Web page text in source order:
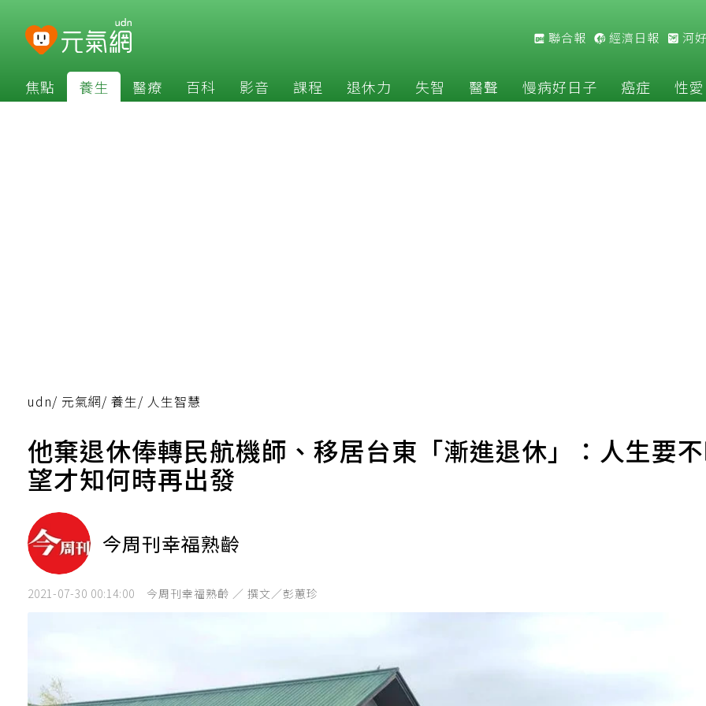
聯合報 經濟日報 河
焦點 養生 醫療 百科 影音 課程 退休力 失智 醫聲 慢病好日子 癌症 性愛
udn/ 元氣網/ 養生/ 人生智慧
他棄退休俸轉民航機師、移居台東「漸進退休」：人生要
望才知何時再出發
今周刊幸福熟齡
2021-07-30 00:14:00 今周刊幸福熟齡 ／ 撰文／彭蕙珍